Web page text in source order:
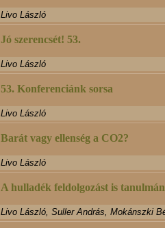
Livo László
Jó szerencsét! 53.
Livo László
53. Konferenciánk sorsa
Livo László
Barát vagy ellenség a CO2?
Livo László
A hulladék feldolgozást is
Livo László, Suller András, Mokánszki